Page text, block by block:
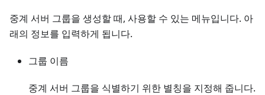
중계 서버 그룹을 생성할 때, 사용할 수 있는 메뉴입니다. 아
래의 정보를 입력하게 됩니다.
그룹 이름
중계 서버 그룹을 식별하기 위한 별칭을 지정해 줍니다.